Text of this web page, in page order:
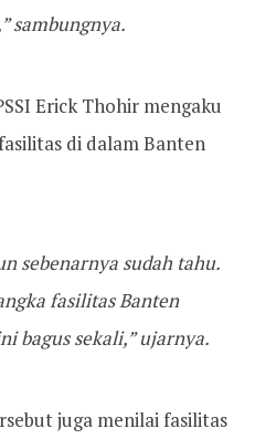
sambungnya.
Erick Thohir mengaku
di dalam Banten
sebenarnya sudah tahu.
fasilitas Banten
bagus sekali,” ujarnya.
juga menilai fasilitas